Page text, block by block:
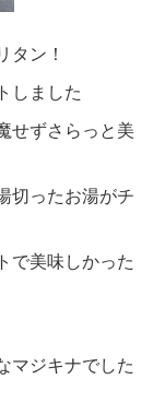
タン！
しました
せずさらっと美
切ったお湯がチ
で美味しかった
マジキナでした